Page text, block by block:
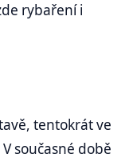
rybaření i
tentokrát ve
současné době